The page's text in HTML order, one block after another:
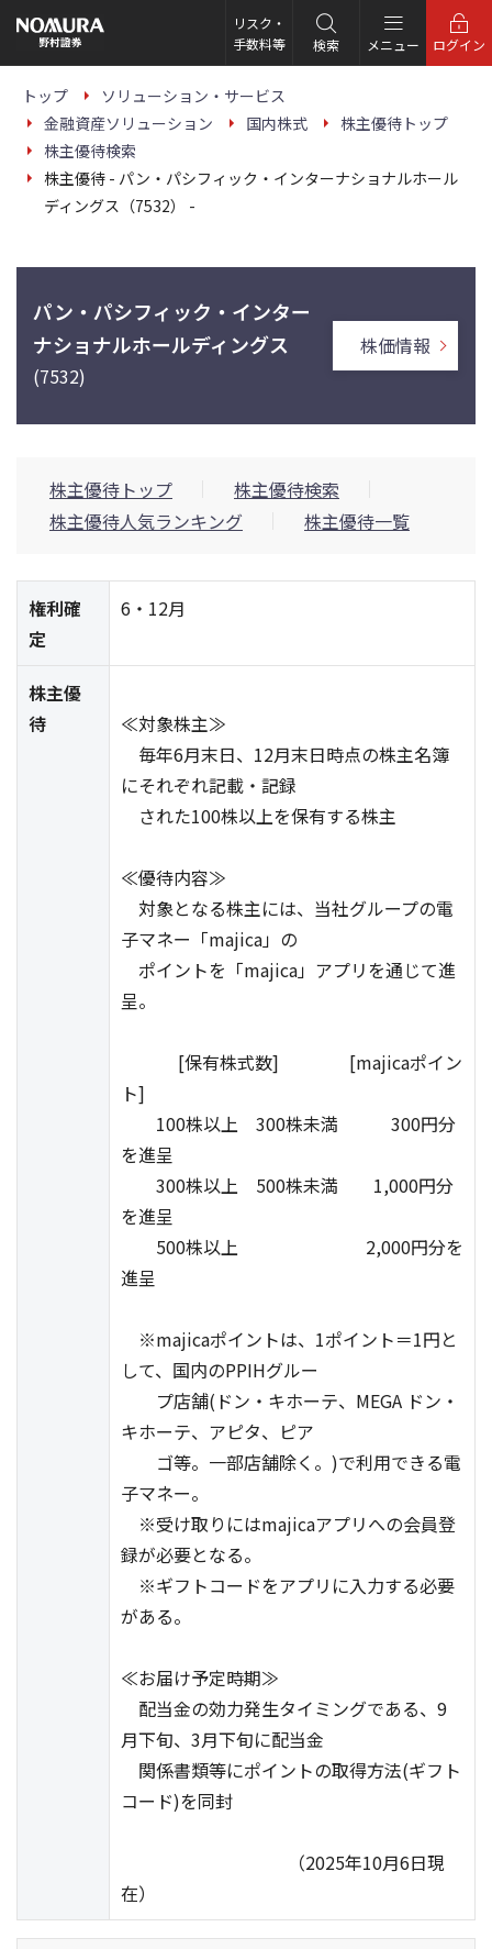
の
ー
リスク・
手数料等
検索 メニュー ログイン
トップ
ソリューション・サービス
金融資産ソリューション
国内株式
株主優待トップ
株主優待検索
株主優待 - パン・パシフィック・インターナショナルホール
ディングス（7532） -
パン・パシフィック・インター
ナショナルホールディングス
(7532)
株価情報
株主優待トップ
株主優待検索
株主優待人気ランキング
株主優待一覧
権利確
定
6・12月
株主優
待
≪対象株主≫
毎年6月末日、12月末日時点の株主名簿
にそれぞれ記載・記録
された100株以上を保有する株主
≪優待内容≫
対象となる株主には、当社グループの電
子マネー「majica」の
ポイントを「majica」アプリを通じて進
呈。
[保有株式数] [majicaポイン
ト]
100株以上 300株未満 300円分
を進呈
300株以上 500株未満 1,000円分
を進呈
500株以上 2,000円分を
進呈
※majicaポイントは、1ポイント＝1円と
して、国内のPPIHグルー
プ店舗(ドン・キホーテ、MEGA ドン・
キホーテ、アピタ、ピア
ゴ等。一部店舗除く。)で利用できる電
子マネー。
※受け取りにはmajicaアプリへの会員登
録が必要となる。
※ギフトコードをアプリに入力する必要
がある。
≪お届け予定時期≫
配当金の効力発生タイミングである、9
月下旬、3月下旬に配当金
関係書類等にポイントの取得方法(ギフト
コード)を同封
（2025年10月6日現
在）